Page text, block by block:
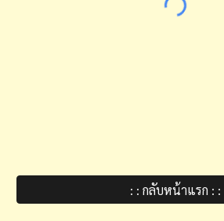
: : กลับหน้าแรก : :